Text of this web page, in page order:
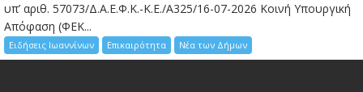
υπ’ αριθ. 57073/Δ.Α.Ε.Φ.Κ.-Κ.Ε./Α325/16-07-2026 Κοινή Υπουργική
Απόφαση (ΦΕΚ...
Ειδήσεις Ιωαννίνων Επικαιρότητα Νέα των Δήμων